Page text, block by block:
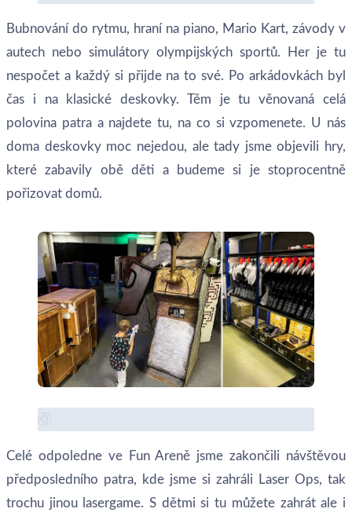
Bubnování do rytmu, hraní na piano, Mario Kart, závody v
autech nebo simulátory olympijských sportů. Her je tu
nespočet a každý si přijde na to své. Po arkádovkách byl
čas i na klasické deskovky. Těm je tu věnovaná celá
polovina patra a najdete tu, na co si vzpomenete. U nás
doma deskovky moc nejedou, ale tady jsme objevili hry,
které zabavily obě děti a budeme si je stoprocentně
pořizovat domů.
Celé odpoledne ve Fun Areně jsme zakončili návštěvou
předposledního patra, kde jsme si zahráli Laser Ops, tak
trochu jinou lasergame. S dětmi si tu můžete zahrát ale i